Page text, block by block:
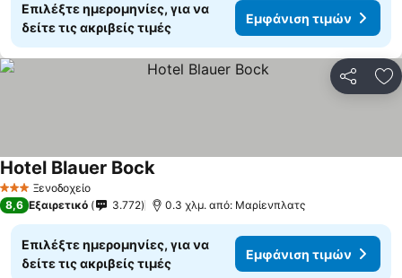
Επιλέξτε ημερομηνίες, για να
δείτε τις ακριβείς τιμές
Εμφάνιση τιμών
3 ΑστέριαΞενοδοχείο
Hotel Blauer Bock
8,6 Εξαιρετικό 3.772 0.3 χλμ. από: Μαρίενπλατς
Επιλέξτε ημερομηνίες, για να
δείτε τις ακριβείς τιμές
Εμφάνιση τιμών